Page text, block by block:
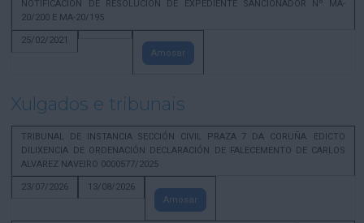
NOTIFICACION DE RESOLUCION DE EXPEDIENTE SANCIONADOR Nº MA-
20/200 E MA-20/195
25/02/2021
Amosar
Xulgados e tribunais
TRIBUNAL DE INSTANCIA SECCIÓN CIVIL PRAZA 7 DA CORUÑA. EDICTO
DILIXENCIA DE ORDENACIÓN DECLARACIÓN DE FALECEMENTO DE CARLOS
ALVAREZ NAVEIRO 0000577/2025
23/07/2026
13/08/2026
Amosar